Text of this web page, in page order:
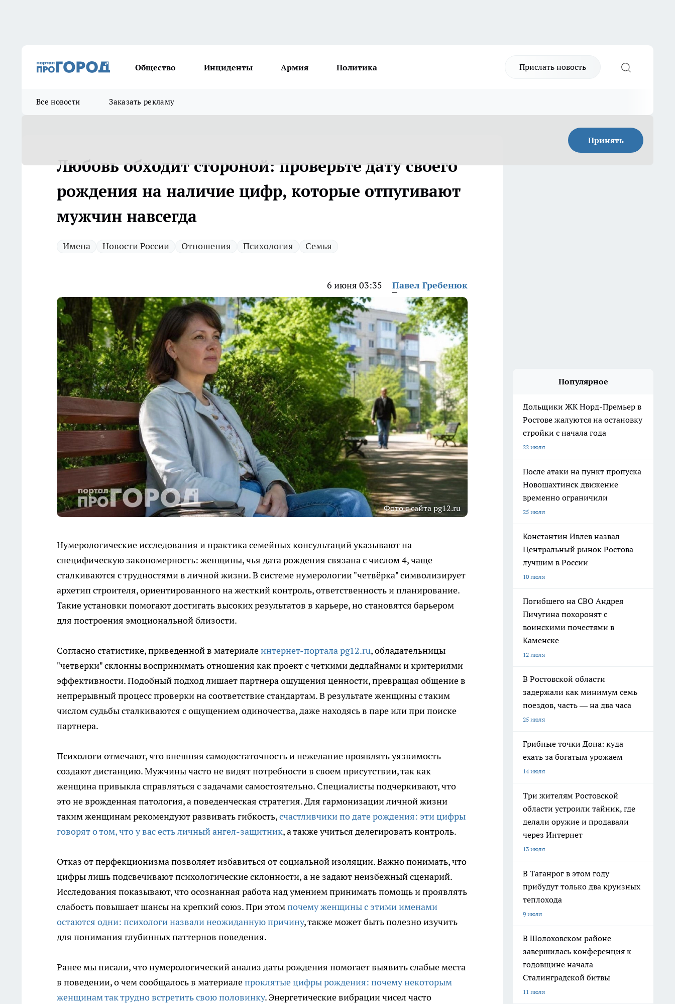
Общество Инциденты Армия Политика Прислать новость
Все новости Заказать рекламу
Принять
Любовь обходит стороной: проверьте дату своего
рождения на наличие цифр, которые отпугивают
мужчин навсегда
Имена Новости России Отношения Психология Семья
6 июня 03:35 Павел Гребенюк
Фото с сайта pg12.ru
Нумерологические исследования и практика семейных консультаций указывают на
специфическую закономерность: женщины, чья дата рождения связана с числом 4, чаще
сталкиваются с трудностями в личной жизни. В системе нумерологии "четвёрка" символизирует
архетип строителя, ориентированного на жесткий контроль, ответственность и планирование.
Такие установки помогают достигать высоких результатов в карьере, но становятся барьером
для построения эмоциональной близости.
Согласно статистике, приведенной в материалеинтернет-портала pg12.ru, обладательницы
"четверки" склонны воспринимать отношения как проект с четкими дедлайнами и критериями
эффективности. Подобный подход лишает партнера ощущения ценности, превращая общение в
непрерывный процесс проверки на соответствие стандартам. В результате женщины с таким
числом судьбы сталкиваются с ощущением одиночества, даже находясь в паре или при поиске
партнера.
Психологи отмечают, что внешняя самодостаточность и нежелание проявлять уязвимость
создают дистанцию. Мужчины часто не видят потребности в своем присутствии, так как
женщина привыкла справляться с задачами самостоятельно. Специалисты подчеркивают, что
это не врожденная патология, а поведенческая стратегия. Для гармонизации личной жизни
таким женщинам рекомендуют развивать гибкость,счастливчики по дате рождения: эти цифры
говорят о том, что у вас есть личный ангел-защитник, а также учиться делегировать контроль.
Отказ от перфекционизма позволяет избавиться от социальной изоляции. Важно понимать, что
цифры лишь подсвечивают психологические склонности, а не задают неизбежный сценарий.
Исследования показывают, что осознанная работа над умением принимать помощь и проявлять
слабость повышает шансы на крепкий союз. При этомпочему женщины с этими именами
остаются одни: психологи назвали неожиданную причину, также может быть полезно изучить
для понимания глубинных паттернов поведения.
Ранее мы писали, что нумерологический анализ даты рождения помогает выявить слабые места
в поведении, о чем сообщалось в материалепроклятые цифры рождения: почему некоторым
женщинам так трудно встретить свою половинку. Энергетические вибрации чисел часто
Популярное
Дольщики ЖК Норд-Премьер в
Ростове жалуются на остановку
стройки с начала года
22 июля
После атаки на пункт пропуска
Новошахтинск движение
временно ограничили
25 июля
Константин Ивлев назвал
Центральный рынок Ростова
лучшим в России
10 июля
Погибшего на СВО Андрея
Пичугина похоронят с
воинскими почестями в
Каменске
12 июля
В Ростовской области
задержали как минимум семь
поездов, часть — на два часа
25 июля
Грибные точки Дона: куда
ехать за богатым урожаем
14 июля
Три жителям Ростовской
области устроили тайник, где
делали оружие и продавали
через Интернет
13 июля
В Таганрог в этом году
прибудут только два круизных
теплохода
9 июля
В Шолоховском районе
завершилась конференция к
годовщине начала
Сталинградской битвы
11 июля